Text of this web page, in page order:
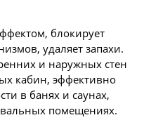
блокирует
удаляет запахи.
и наружных стен
кабин, эффективно
в банях и саунах,
помещениях.